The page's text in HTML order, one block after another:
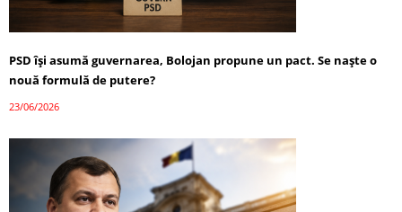
PSD își asumă guvernarea, Bolojan propune un pact. Se naște o
nouă formulă de putere?
23/06/2026